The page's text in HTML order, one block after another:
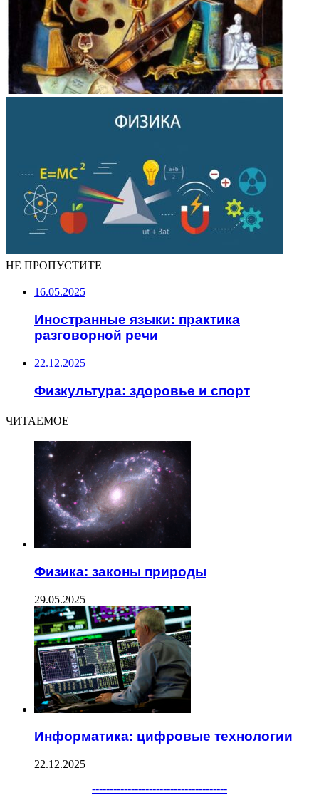
НЕ ПРОПУСТИТЕ
16.05.2025
Иностранные языки: практика
разговорной речи
22.12.2025
Физкультура: здоровье и спорт
ЧИТАЕМОЕ
Физика: законы природы
29.05.2025
Информатика: цифровые технологии
22.12.2025
--------------------------------------